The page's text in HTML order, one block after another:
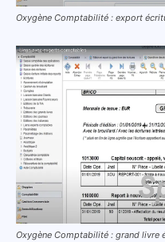
Oxygène Comptabilité : export
Oxygène Comptabilité : grand livre